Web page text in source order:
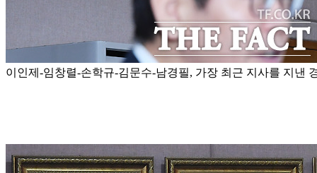
이인제-임창렬-손학규-김문수-남경필, 가장 최근 지사를 지낸